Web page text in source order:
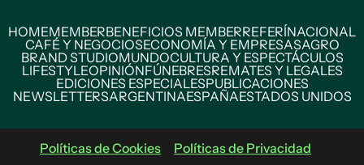
HOMEMEMBERBENEFICIOS MEMBERREFERÍNACIONAL
CAFÉ Y NEGOCIOSECONOMÍA Y EMPRESASAGRO
BRAND STUDIOMUNDOCULTURA Y ESPECTÁCULOS
LIFESTYLEOPINIÓNFÚNEBRESREMATES Y LEGALES
EDICIONES ESPECIALESPUBLICACIONES
NEWSLETTERSARGENTINAESPAÑAESTADOS UNIDOS
Políticas de Cookies Políticas de Privacidad